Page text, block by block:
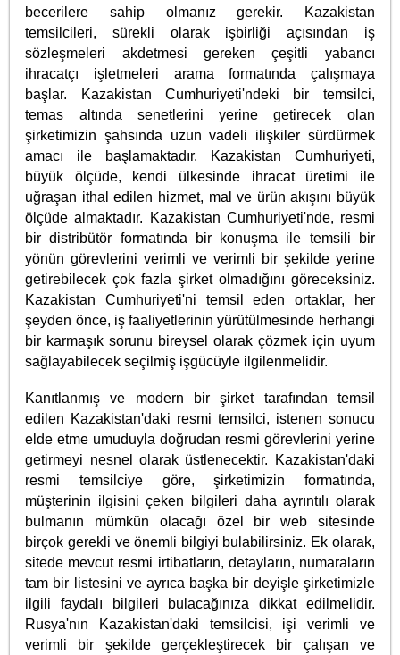
becerilere sahip olmanız gerekir. Kazakistan
temsilcileri, sürekli olarak işbirliği açısından iş
sözleşmeleri akdetmesi gereken çeşitli yabancı
ihracatçı işletmeleri arama formatında çalışmaya
başlar. Kazakistan Cumhuriyeti'ndeki bir temsilci,
temas altında senetlerini yerine getirecek olan
şirketimizin şahsında uzun vadeli ilişkiler sürdürmek
amacı ile başlamaktadır. Kazakistan Cumhuriyeti,
büyük ölçüde, kendi ülkesinde ihracat üretimi ile
uğraşan ithal edilen hizmet, mal ve ürün akışını büyük
ölçüde almaktadır. Kazakistan Cumhuriyeti'nde, resmi
bir distribütör formatında bir konuşma ile temsili bir
yönün görevlerini verimli ve verimli bir şekilde yerine
getirebilecek çok fazla şirket olmadığını göreceksiniz.
Kazakistan Cumhuriyeti'ni temsil eden ortaklar, her
şeyden önce, iş faaliyetlerinin yürütülmesinde herhangi
bir karmaşık sorunu bireysel olarak çözmek için uyum
sağlayabilecek seçilmiş işgücüyle ilgilenmelidir.
Kanıtlanmış ve modern bir şirket tarafından temsil
edilen Kazakistan'daki resmi temsilci, istenen sonucu
elde etme umuduyla doğrudan resmi görevlerini yerine
getirmeyi nesnel olarak üstlenecektir. Kazakistan'daki
resmi temsilciye göre, şirketimizin formatında,
müşterinin ilgisini çeken bilgileri daha ayrıntılı olarak
bulmanın mümkün olacağı özel bir web sitesinde
birçok gerekli ve önemli bilgiyi bulabilirsiniz. Ek olarak,
sitede mevcut resmi irtibatların, detayların, numaraların
tam bir listesini ve ayrıca başka bir deyişle şirketimizle
ilgili faydalı bilgileri bulacağınıza dikkat edilmelidir.
Rusya'nın Kazakistan'daki temsilcisi, işi verimli ve
verimli bir şekilde gerçekleştirecek bir çalışan ve